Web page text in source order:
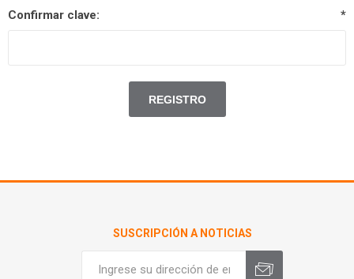
Confirmar clave: *
SUSCRIPCIÓN A NOTICIAS